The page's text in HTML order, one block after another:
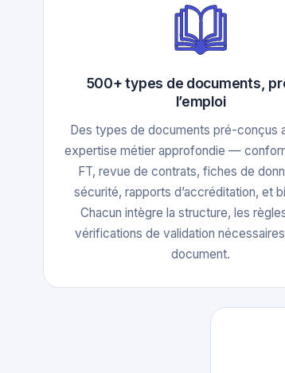
500+ types de documents,
l’emploi
Des types de documents pré-conçus
expertise métier approfondie —
FT, revue de contrats, fiches de
sécurité, rapports d’accréditation, et
Chacun intègre la structure, les
vérifications de validation
document.